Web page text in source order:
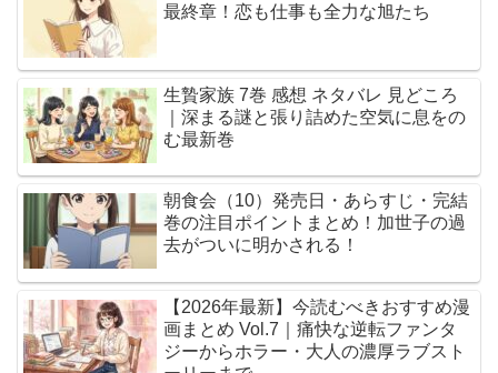
最終章！恋も仕事も全力な旭たち
生贄家族 7巻 感想 ネタバレ 見どころ
｜深まる謎と張り詰めた空気に息をの
む最新巻
朝食会（10）発売日・あらすじ・完結
巻の注目ポイントまとめ！加世子の過
去がついに明かされる！
【2026年最新】今読むべきおすすめ漫
画まとめ Vol.7｜痛快な逆転ファンタ
ジーからホラー・大人の濃厚ラブスト